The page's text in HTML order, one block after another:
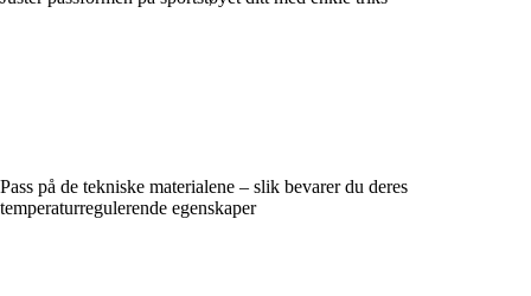
Pass på de tekniske materialene – slik bevarer du deres
temperaturregulerende egenskaper